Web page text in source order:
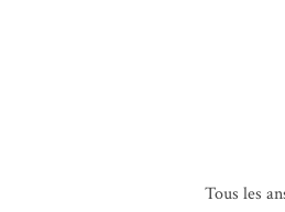
Tous les